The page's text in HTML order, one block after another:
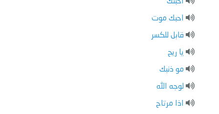
احبك موت
قابل للكسر
يا ريح
مو ذنبك
لوجه الله
اذا مرتاح